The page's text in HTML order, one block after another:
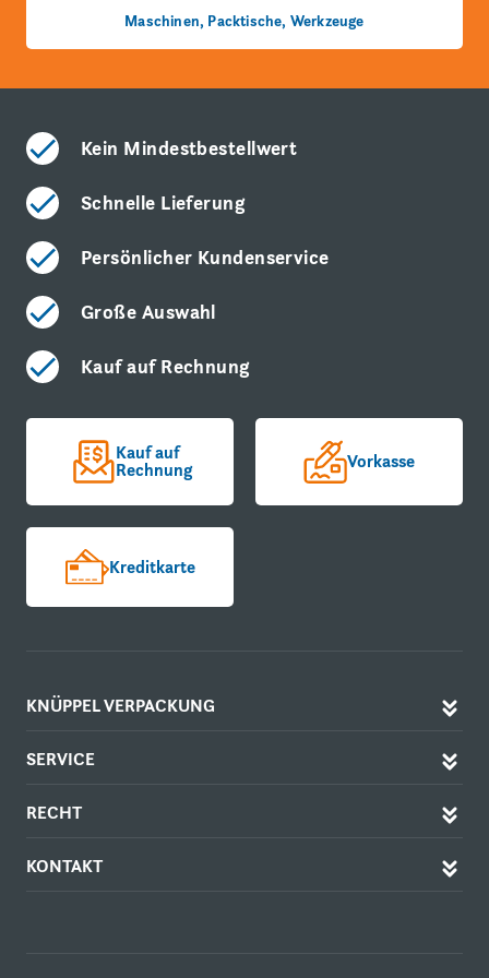
Maschinen, Packtische, Werkzeuge
Kein Mindestbestellwert
Schnelle Lieferung
Persönlicher Kundenservice
Große Auswahl
Kauf auf Rechnung
Kauf auf
Rechnung Vorkasse
Kreditkarte
KNÜPPEL VERPACKUNG
SERVICE
RECHT
KONTAKT